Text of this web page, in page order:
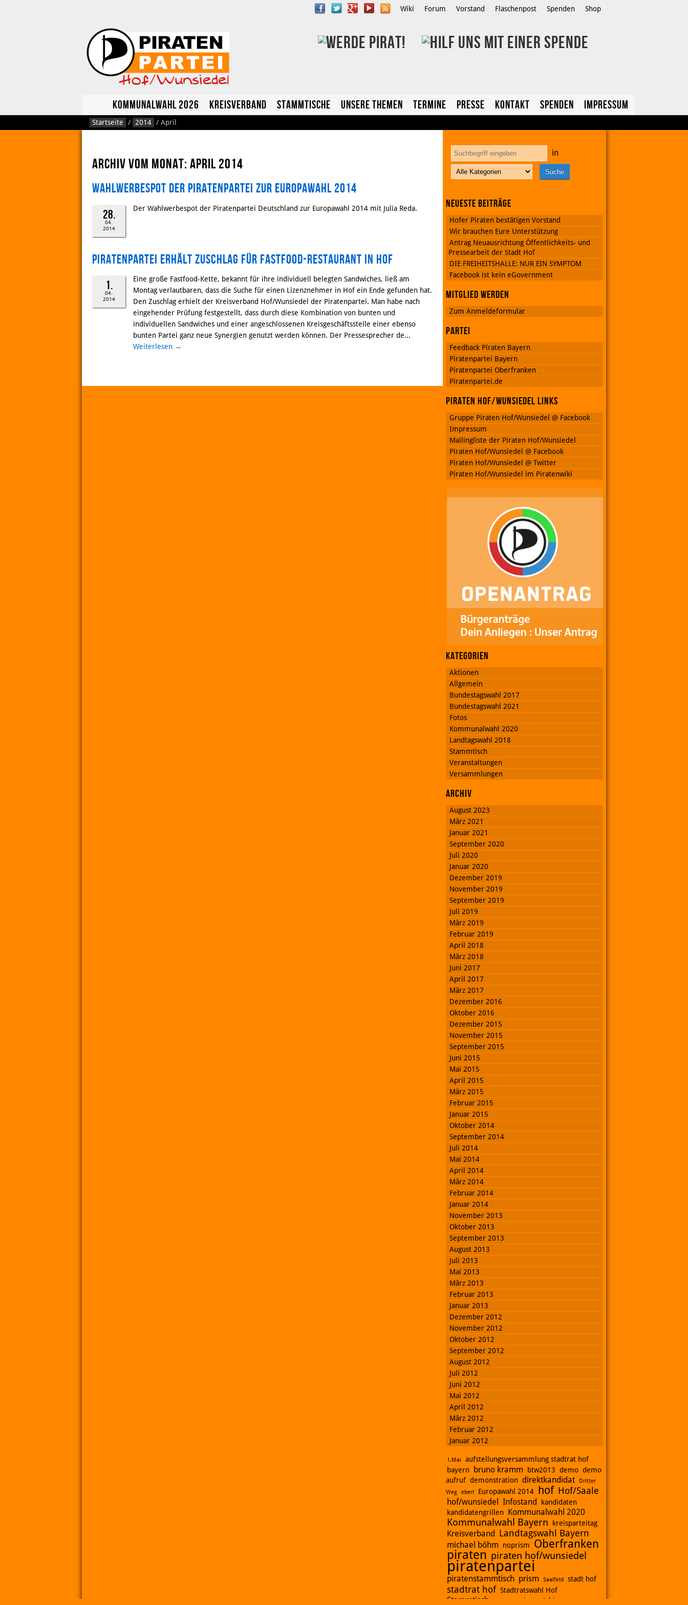
Facebook
Twitter
Plus
Feed
Wiki Forum Vorstand Flaschenpost Spenden Shop
Kommunalwahl 2026 Kreisverband Stammtische Unsere Themen Termine Presse Kontakt Spenden Impressum
Startseite / 2014 / April
Archiv vom Monat: April 2014
Wahlwerbespot der Piratenpartei zur Europawahl 2014
28.
04.
2014
Der Wahlwerbespot der Piratenpartei Deutschland zur Europawahl 2014 mit Julia Reda.
Piratenpartei erhält Zuschlag für Fastfood-Restaurant in Hof
1.
04.
2014
Eine große Fastfood-Kette, bekannt für ihre individuell belegten Sandwiches, ließ am
Montag verlautbaren, dass die Suche für einen Lizenznehmer in Hof ein Ende gefunden hat.
Den Zuschlag erhielt der Kreisverband Hof/Wunsiedel der Piratenpartei. Man habe nach
eingehender Prüfung festgestellt, dass durch diese Kombination von bunten und
individuellen Sandwiches und einer angeschlossenen Kreisgeschäftsstelle einer ebenso
bunten Partei ganz neue Synergien genutzt werden können. Der Pressesprecher de...
Weiterlesen →
in
Neueste Beiträge
Hofer Piraten bestätigen Vorstand
Wir brauchen Eure Unterstützung
Antrag Neuausrichtung Öffentlichkeits- und
Pressearbeit der Stadt Hof
DIE FREIHEITSHALLE: NUR EIN SYMPTOM
Facebook ist kein eGovernment
Mitglied werden
Zum Anmeldeformular
Partei
Feedback Piraten Bayern
Piratenpartei Bayern
Piratenpartei Oberfranken
Piratenpartei.de
Piraten Hof/Wunsiedel Links
Gruppe Piraten Hof/Wunsiedel @ Facebook
Impressum
Mailingliste der Piraten Hof/Wunsiedel
Piraten Hof/Wunsiedel @ Facebook
Piraten Hof/Wunsiedel @ Twitter
Piraten Hof/Wunsiedel im Piratenwiki
Kategorien
Aktionen
Allgemein
Bundestagswahl 2017
Bundestagswahl 2021
Fotos
Kommunalwahl 2020
Landtagswahl 2018
Stammtisch
Veranstaltungen
Versammlungen
Archiv
August 2023
März 2021
Januar 2021
September 2020
Juli 2020
Januar 2020
Dezember 2019
November 2019
September 2019
Juli 2019
März 2019
Februar 2019
April 2018
März 2018
Juni 2017
April 2017
März 2017
Dezember 2016
Oktober 2016
Dezember 2015
November 2015
September 2015
Juni 2015
Mai 2015
April 2015
März 2015
Februar 2015
Januar 2015
Oktober 2014
September 2014
Juli 2014
Mai 2014
April 2014
März 2014
Februar 2014
Januar 2014
November 2013
Oktober 2013
September 2013
August 2013
Juli 2013
Mai 2013
März 2013
Februar 2013
Januar 2013
Dezember 2012
November 2012
Oktober 2012
September 2012
August 2012
Juli 2012
Juni 2012
Mai 2012
April 2012
März 2012
Februar 2012
Januar 2012
1.Mai
aufstellungsversammlung stadtrat hof
bayern
bruno kramm btw2013 demo demo
aufruf demonstration direktkandidat
Dritter
Weg
eberl Europawahl 2014 hof Hof/Saale
hof/wunsiedel Infostand
kandidaten
kandidatengrillen Kommunalwahl 2020
Kommunalwahl Bayern kreisparteitag
Kreisverband Landtagswahl Bayern
michael böhm noprism Oberfranken
piraten piraten hof/wunsiedel
piratenpartei
piratenstammtisch prism Saalfeld stadt hof
stadtrat hof Stadtratswahl Hof
Stammtisch stopwatchingus